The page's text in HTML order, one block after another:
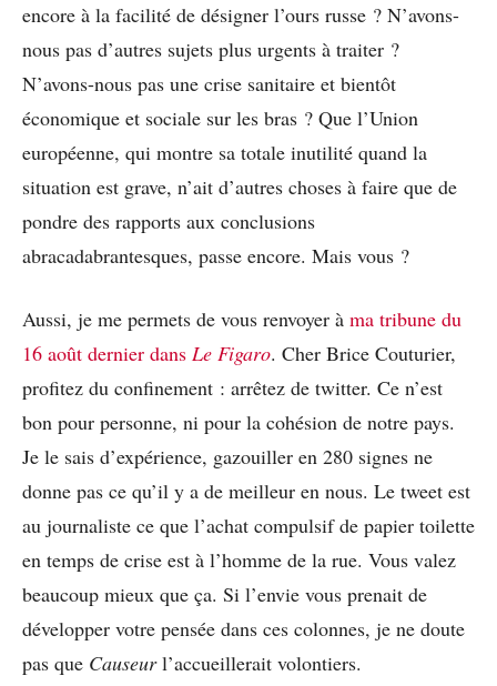
encore à la facilité de désigner l’ours russe ? N’avons-
nous pas d’autres sujets plus urgents à traiter ?
N’avons-nous pas une crise sanitaire et bientôt
économique et sociale sur les bras ? Que l’Union
européenne, qui montre sa totale inutilité quand la
situation est grave, n’ait d’autres choses à faire que de
pondre des rapports aux conclusions
abracadabrantesques, passe encore. Mais vous ?
Aussi, je me permets de vous renvoyer à ma tribune du
16 août dernier dans Le Figaro. Cher Brice Couturier,
profitez du confinement : arrêtez de twitter. Ce n’est
bon pour personne, ni pour la cohésion de notre pays.
Je le sais d’expérience, gazouiller en 280 signes ne
donne pas ce qu’il y a de meilleur en nous. Le tweet est
au journaliste ce que l’achat compulsif de papier toilette
en temps de crise est à l’homme de la rue. Vous valez
beaucoup mieux que ça. Si l’envie vous prenait de
développer votre pensée dans ces colonnes, je ne doute
pas que Causeurl’accueillerait volontiers.